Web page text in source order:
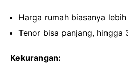
Harga rumah biasanya
Tenor bisa panjang, hingga
Kekurangan: